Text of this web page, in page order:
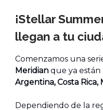
¡Stellar
llegan a tu
Comenzamos una
Meridian que ya
Argentina, Costa Rica,
Dependiendo de la